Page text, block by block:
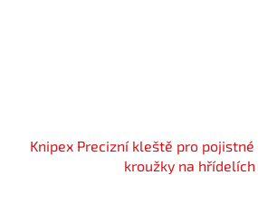
Knipex Precizní kleště pro
kroužky na hřídelích